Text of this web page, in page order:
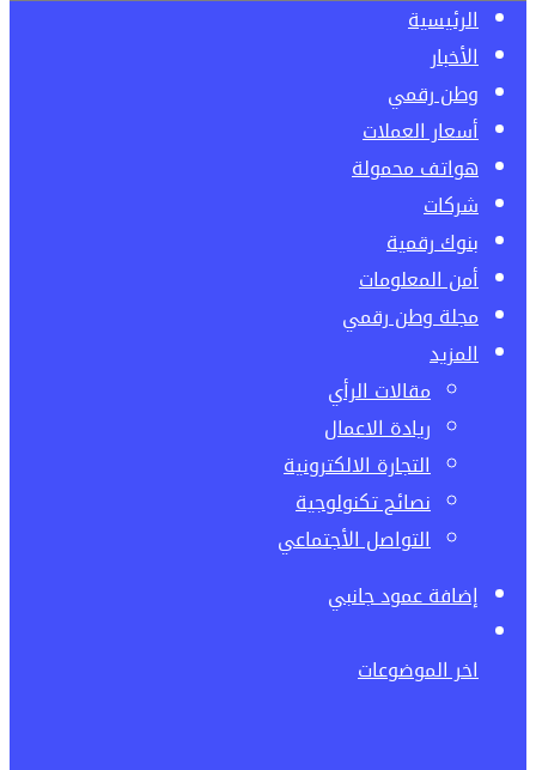
الرئيسية
الأخبار
وطن رقمي
أسعار العملات
هواتف محمولة
شركات
بنوك رقمية
أمن المعلومات
مجلة وطن رقمي
المزيد
مقالات الرأي
ريادة الاعمال
التجارة الالكترونية
نصائح تكنولوجية
التواصل الأجتماعي
إضافة عمود جانبي
اخر الموضوعات